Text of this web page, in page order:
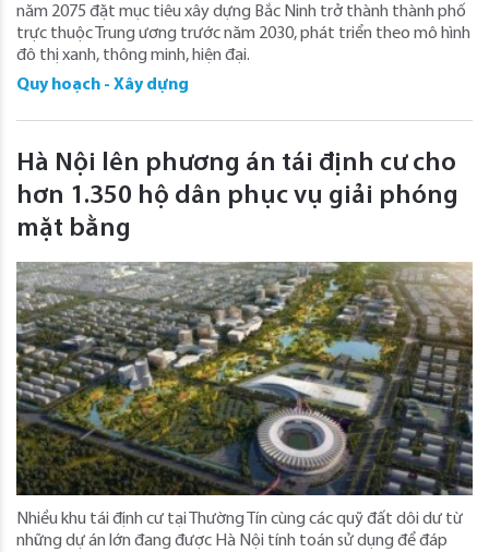
năm 2075 đặt mục tiêu xây dựng Bắc Ninh trở thành thành phố
trực thuộc Trung ương trước năm 2030, phát triển theo mô hình
đô thị xanh, thông minh, hiện đại.
Quy hoạch - Xây dựng
Hà Nội lên phương án tái định cư cho
hơn 1.350 hộ dân phục vụ giải phóng
mặt bằng
Nhiều khu tái định cư tại Thường Tín cùng các quỹ đất dôi dư từ
những dự án lớn đang được Hà Nội tính toán sử dụng để đáp